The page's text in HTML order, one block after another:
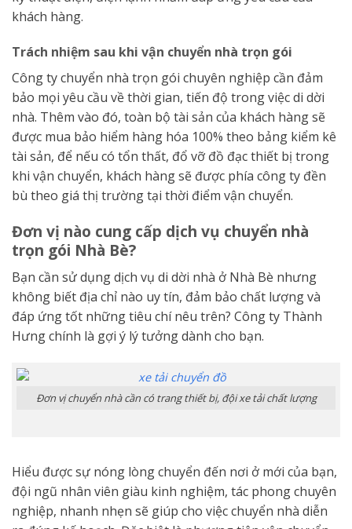
khách hàng.
Trách nhiệm sau khi vận chuyển nhà trọn gói
Công ty chuyển nhà trọn gói chuyên nghiệp cần đảm
bảo mọi yêu cầu về thời gian, tiến độ trong việc di dời
nhà. Thêm vào đó, toàn bộ tài sản của khách hàng sẽ
được mua bảo hiểm hàng hóa 100% theo bảng kiểm kê
tài sản, để nếu có tổn thất, đổ vỡ đồ đạc thiết bị trong
khi vận chuyển, khách hàng sẽ được phía công ty đền
bù theo giá thị trường tại thời điểm vận chuyển.
Đơn vị nào cung cấp dịch vụ chuyển nhà
trọn gói Nhà Bè?
Bạn cần sử dụng dịch vụ di dời nhà ở Nhà Bè nhưng
không biết địa chỉ nào uy tín, đảm bảo chất lượng và
đáp ứng tốt những tiêu chí nêu trên? Công ty Thành
Hưng chính là gợi ý lý tưởng dành cho bạn.
Đơn vị chuyển nhà cần có trang thiết bị, đội xe tải chất lượng
Hiểu được sự nóng lòng chuyển đến nơi ở mới của bạn,
đội ngũ nhân viên giàu kinh nghiệm, tác phong chuyên
nghiệp, nhanh nhẹn sẽ giúp cho việc chuyển nhà diễn